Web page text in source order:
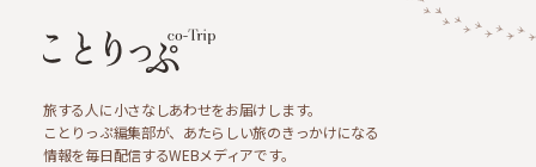
旅する人に小さなしあわせをお届けします。
ことりっぷ編集部が、あたらしい旅のきっかけになる
情報を毎日配信するWEBメディアです。